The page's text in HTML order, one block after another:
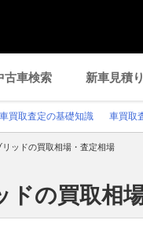
古車検索 新車見積り
車買取査定の基礎知識 車買取
リッドの買取相場・査定相場
の買取相